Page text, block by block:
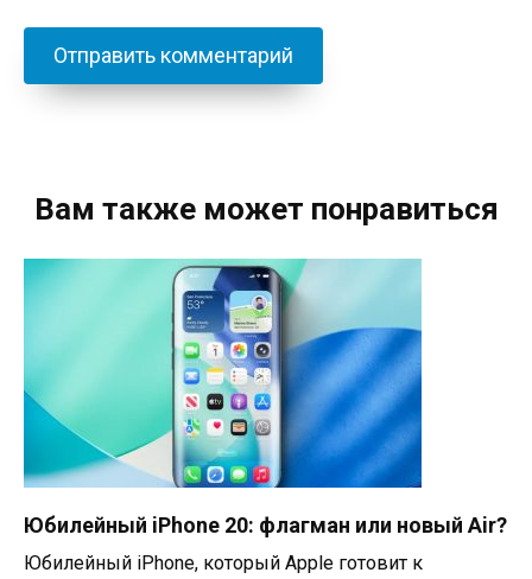
Вам также может понравиться
Юбилейный iPhone 20: флагман или новый Air?
Юбилейный iPhone, который Apple готовит к